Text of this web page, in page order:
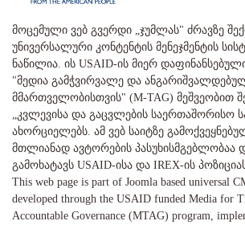
მოცემული ვებ გვერდი „ჯუმლას" ძრავზე
უნივერსალური კონტენტის მენეჯმენტის
ნაწილია. ის USAID-ის მიერ
"მედია გამჭვირვალე და
მმართველობისთვის" (M-TAG) მეშვეობით
„კვლევისა და გაცვლების საერთაშორისო
ახორციელებს. ამ ვებ საიტზე
მთლიანად ავტორების პასუხისმგებლობაა
გამოხატავს USAID-ისა და IREX-ის
This web page is part of Joomla based universal
developed through the USAID funded Media for
Accountable Governance (MTAG) program,